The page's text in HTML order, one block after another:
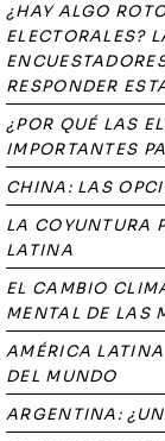
¿HAY ALGO
ELECTORALES?
RESPONDER
¿POR QUÉ LAS
IMPORTANTES
CHINA: LAS
LA COYUNTURA
LATINA
EL CAMBIO
MENTAL DE LAS
AMÉRICA
DEL MUNDO
ARGENTINA: